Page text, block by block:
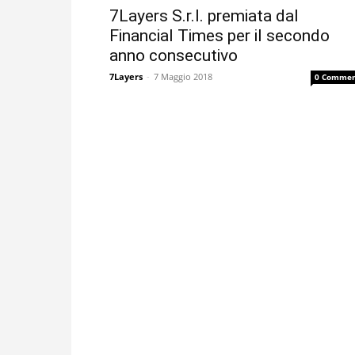
7Layers S.r.l. premiata dal
Financial Times per il secondo
anno consecutivo
7Layers - 7 Maggio 2018 0